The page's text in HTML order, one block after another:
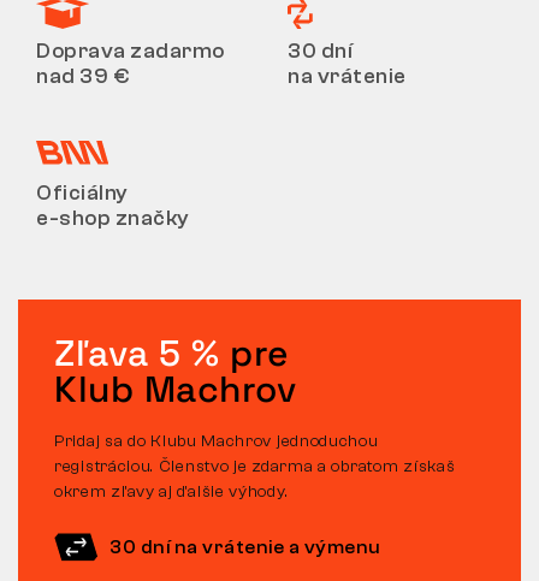
Doprava zadarmo
nad 39 €
30 dní
na vrátenie
Oficiálny
e-shop značky
Zľava 5 % pre
Klub Machrov
Pridaj sa do Klubu Machrov jednoduchou
registráciou. Členstvo je zdarma a obratom získaš
okrem zľavy aj ďalšie výhody.
30 dní na vrátenie a výmenu